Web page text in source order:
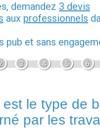
demandez 3 devis
aux professionnels
pub et sans
3 4 5 6
est le type de
par les